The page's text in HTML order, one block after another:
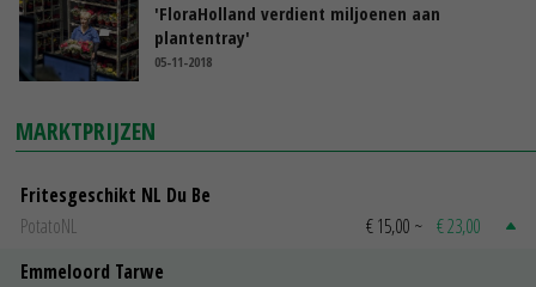
'FloraHolland verdient miljoenen aan
plantentray'
05-11-2018
MARKTPRIJZEN
Fritesgeschikt NL Du Be
PotatoNL
€ 15,00 ~ € 23,00
Emmeloord Tarwe